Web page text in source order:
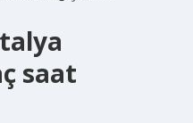
saat